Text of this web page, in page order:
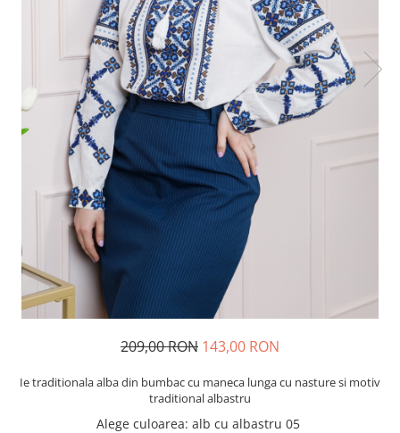
209,00 RON 143,00 RON
Ie traditionala alba din bumbac cu maneca lunga cu nasture si motiv
traditional albastru
Alege culoarea: alb cu albastru 05